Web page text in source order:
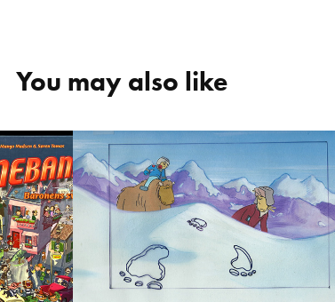
You may also like
Thomas & Tim
originalt cel setup 4
DKK 2300,-
1992